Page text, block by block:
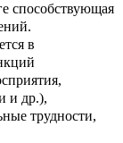
способствующая
в
и др.),
трудности,